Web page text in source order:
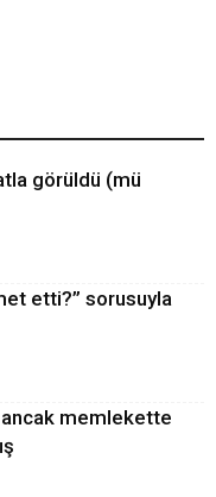
görüldü (mü
etti?” sorusuyla
memlekette